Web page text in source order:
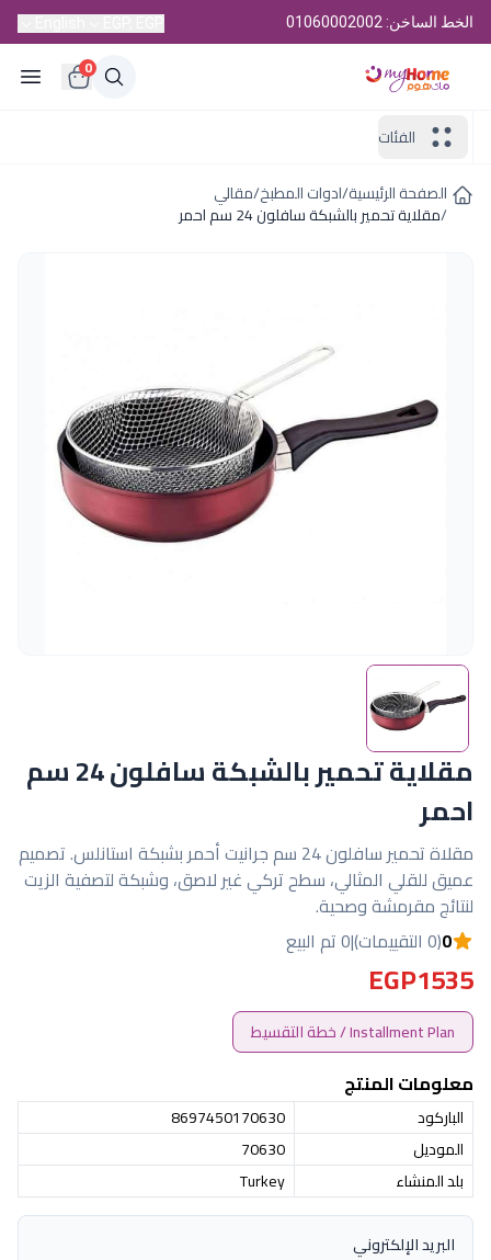
الخط الساخن: 01060002002
0
الفئات
الصفحة الرئيسية/ادوات المطبخ/مقالي
/مقلاية تحمير بالشبكة سافلون 24 سم احمر
مقلاية تحمير بالشبكة سافلون 24 سم
احمر
مقلاة تحمير سافلون 24 سم جرانيت أحمر بشبكة استانلس. تصميم
عميق للقلي المثالي، سطح تركي غير لاصق، وشبكة لتصفية الزيت
لنتائج مقرمشة وصحية.
0(0 التقييمات) |0 تم البيع
EGP1535
Installment Plan / خطة التقسيط
معلومات المنتج
الباركود
8697450170630
الموديل
70630
بلد المنشاء
Turkey
البريد الإلكتروني